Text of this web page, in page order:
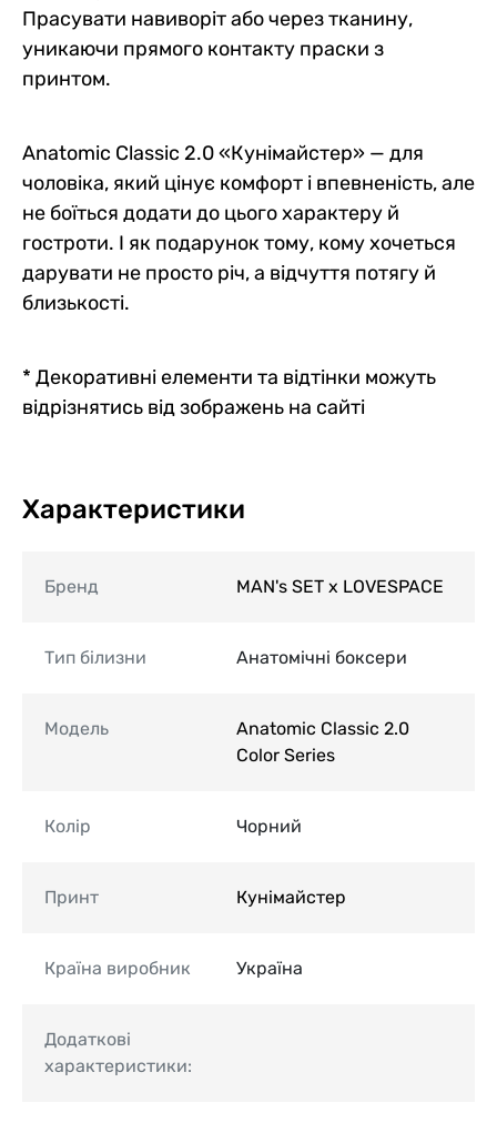
Прасувати навиворіт або через тканину,
уникаючи прямого контакту праски з
принтом.
Anatomic Classic 2.0 «Кунімайстер» — для
чоловіка, який цінує комфорт і впевненість, але
не боїться додати до цього характеру й
гостроти. І як подарунок тому, кому хочеться
дарувати не просто річ, а відчуття потягу й
близькості.
* Декоративні елементи та відтінки можуть
відрізнятись від зображень на сайті
Характеристики
Бренд MAN's SET x LOVESPACE
Тип білизни Анатомічні боксери
Модель
Anatomic Classic 2.0
Color Series
Колір Чорний
Принт Кунімайстер
Країна виробник Україна
Додаткові
характеристики: